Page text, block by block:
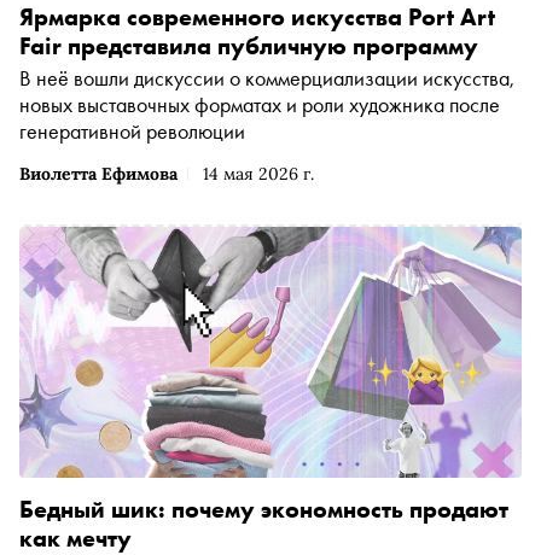
Виолетта Ефимова 14 мая 2026 г.
Ярмарка современного искусства Port Art
Fair представила публичную программу
В неё вошли дискуссии о коммерциализации искусства,
новых выставочных форматах и роли художника после
генеративной революции
Бедный шик: почему экономность продают
как мечту